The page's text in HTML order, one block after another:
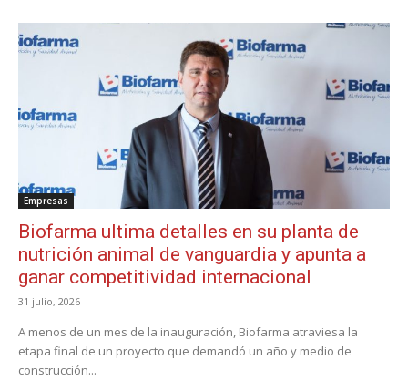
Empresas
Biofarma ultima detalles en su planta de
nutrición animal de vanguardia y apunta a
ganar competitividad internacional
31 julio, 2026
A menos de un mes de la inauguración, Biofarma atraviesa la
etapa final de un proyecto que demandó un año y medio de
construcción...